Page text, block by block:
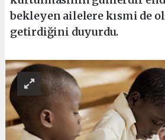
bekleyen ailelere kısmi de
getirdiğini duyurdu.